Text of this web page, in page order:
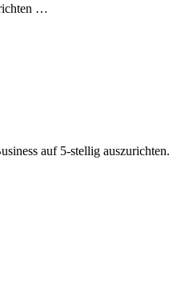
…
auf 5-stellig auszurichten.